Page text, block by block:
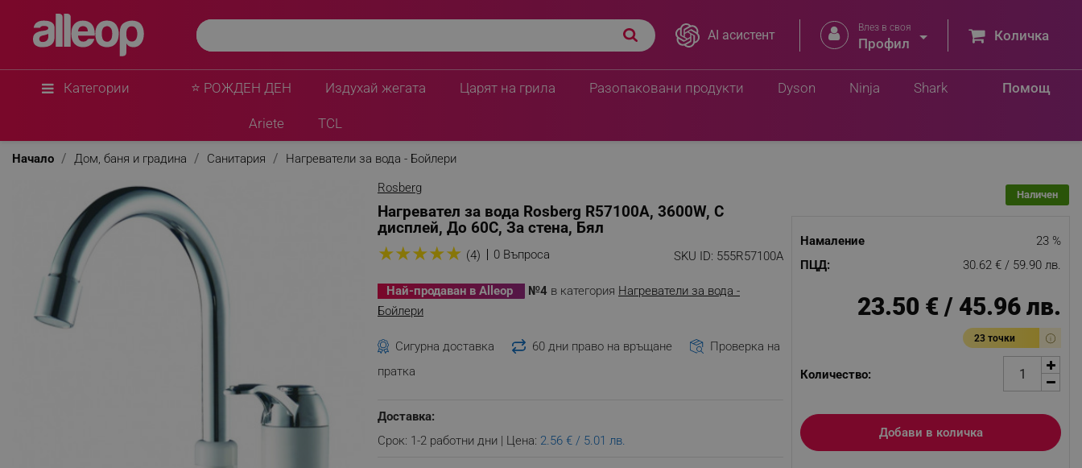
AI асистент  Влез в своя
Профил  Количка
Категории ⭐ РОЖДЕН ДЕН Издухай жегата Царят на грила Разопаковани продукти Помощ
Dyson Ninja Shark
Ariete TCL
Начало Дом, баня и градина Санитария
Нагреватели за вода - Бойлери
Rosberg
Нагревател за вода Rosberg R57100A, 3600W, С
дисплей, До 60C, За стена, Бял
SKU ID: 555R57100A
★★★★★ (4) 0 Въпроса
Най-продаван в Alleop №4 в категория Нагреватели за вода -
Бойлери
Сигурна доставка 60 дни право на връщане
Проверка на
пратка
Доставка:
Срок: 1-2 работни дни | Цена: 2.56 € / 5.01 лв.
Наличен
Намаление
23 %
ПЦД:
30.62 € / 59.90 лв.
23.50 € / 45.96 лв.
23 точки
Количество:
Добави в количка
Rosberg
Нагревател за вода Rosberg R57100A, 3600W, С дисплей, До 60C, За
стена, Бял
★★★★★(4) 0 Въпроса
ПЦД:30.62 € / 59.90 лв.
Добави в количка